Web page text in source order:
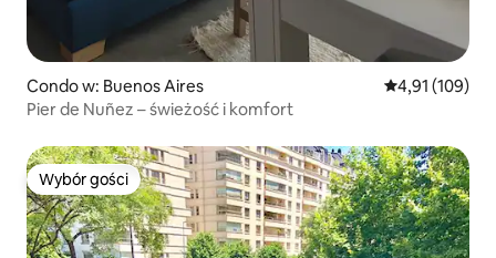
Condo w: Buenos Aires Średnia
4,91 (109)
Pier de Nuñez – świeżość i komfort
Wybór gości
Wybór gości